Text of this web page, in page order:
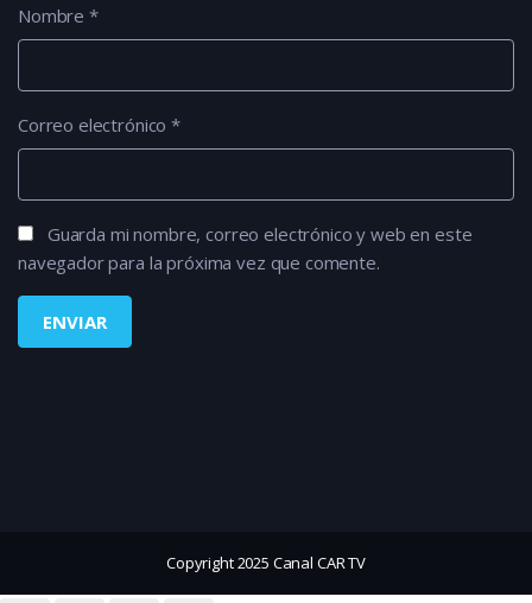
Nombre *
Correo electrónico*
Guarda mi nombre, correo electrónico y web en este
navegador para la próxima vez que comente.
Copyright 2025 Canal CAR TV